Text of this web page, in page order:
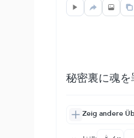
秘密裏に魂を
Zeig andere